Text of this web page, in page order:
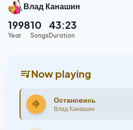
Влад Канашин
1998
Year
10
Songs
43:23
Duration
queue_musicNow playing
graphic_eq Остановись
Влад Канашин